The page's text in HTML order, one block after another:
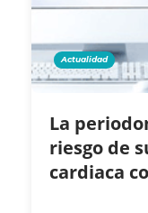
Actualidad
La
riesgo de
cardiaca